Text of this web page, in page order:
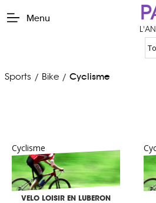
Menu
Sports / Bike / Cyclisme
Cyclisme
VELO LOISIR EN LUBERON